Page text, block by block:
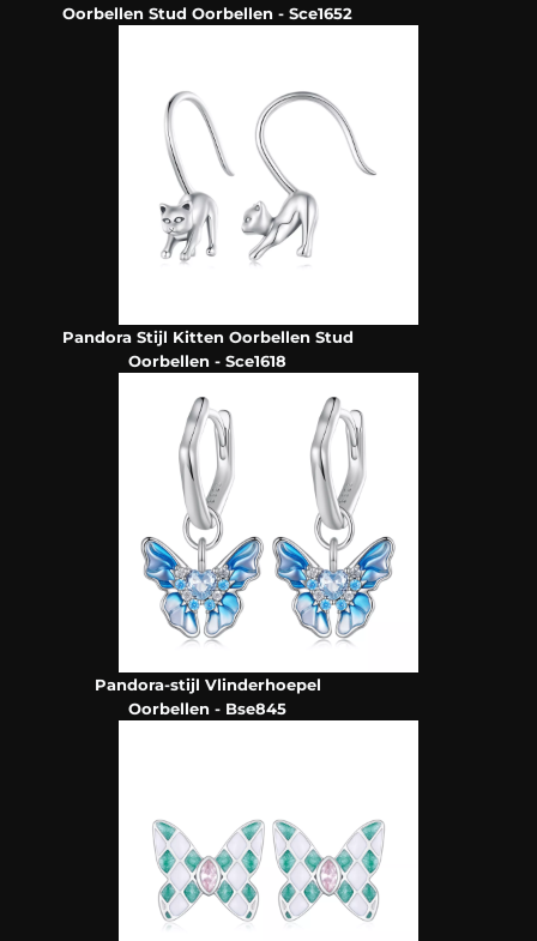
Oorbellen Stud Oorbellen - Sce1652
Pandora Stijl Kitten Oorbellen Stud
Oorbellen - Sce1618
Pandora-stijl Vlinderhoepel
Oorbellen - Bse845